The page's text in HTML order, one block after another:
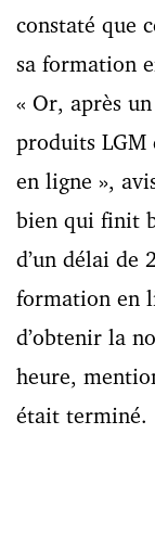
constaté que
sa formation
« Or, après
produits LGM
en ligne »,
bien qui finit
d’un délai de
formation en
d’obtenir la
heure,
était terminé.